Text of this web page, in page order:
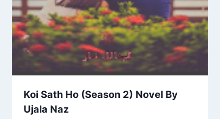
Koi Sath Ho (Season 2) Novel By
Ujala Naz